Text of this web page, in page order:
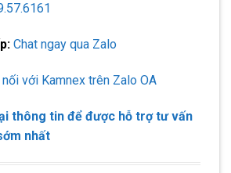
Chat ngay qua Zalo
nối với Kamnex trên Zalo OA
thông tin để được hỗ trợ tư vấn
nhất